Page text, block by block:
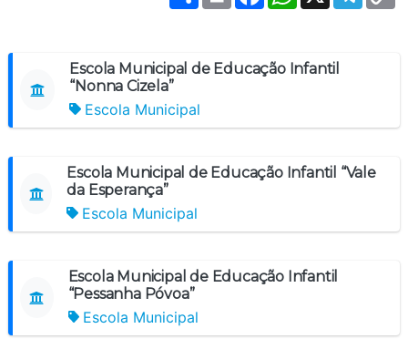
Escola Municipal de Educação Infantil
“Nonna Cizela”
Escola Municipal
Escola Municipal de Educação Infantil “Vale
da Esperança”
Escola Municipal
Escola Municipal de Educação Infantil
“Pessanha Póvoa”
Escola Municipal